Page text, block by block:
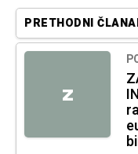
PRETHODNI
Z